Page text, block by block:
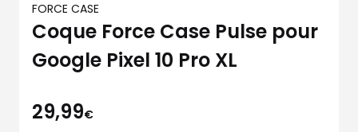
FORCE CASE
Coque Force Case Pulse pour
Google Pixel 10 Pro XL
29,99€